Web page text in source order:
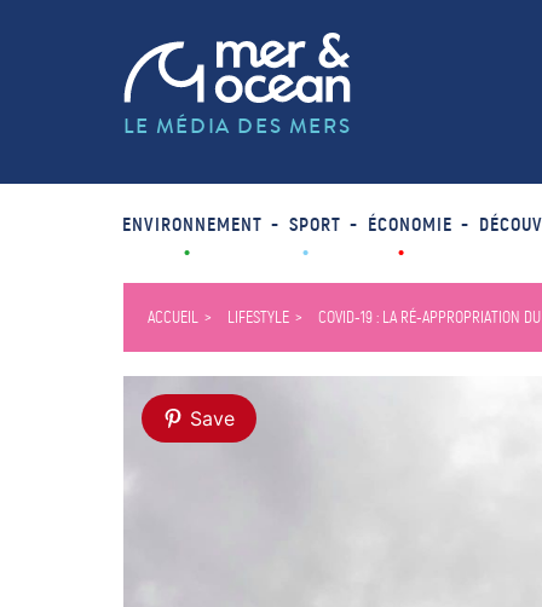
LE MÉDIA DES MERS
ENVIRONNEMENT SPORT ÉCONOMIE
ACCUEIL LIFESTYLE COVID-19 : LA RÉ-APPROPRIATION
Save